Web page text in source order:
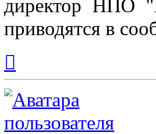
директор НПО
приводятся в
началу